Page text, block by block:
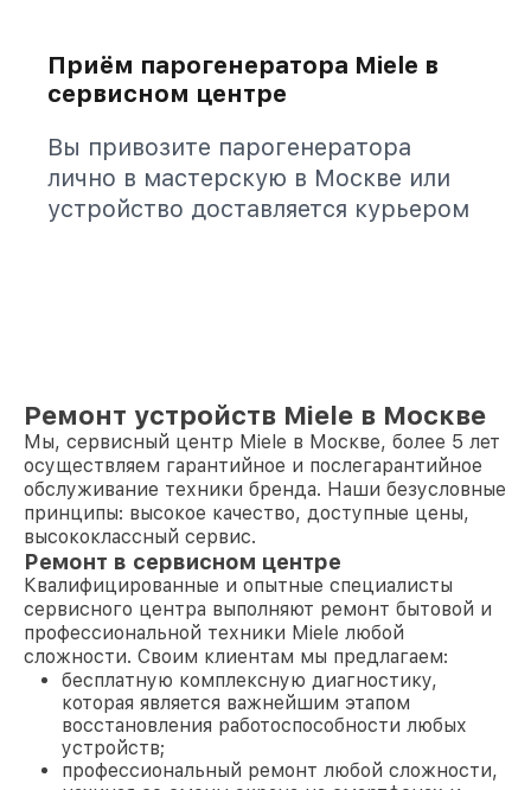
Приём парогенератора Miele в
сервисном центре
Вы привозите парогенератора
лично в мастерскую в Москве или
устройство доставляется курьером
Ремонт устройств Miele в Москве
Мы, сервисный центр Miele в Москве, более 5 лет
осуществляем гарантийное и послегарантийное
обслуживание техники бренда. Наши безусловные
принципы: высокое качество, доступные цены,
высококлассный сервис.
Ремонт в сервисном центре
Квалифицированные и опытные специалисты
сервисного центра выполняют ремонт бытовой и
профессиональной техники Miele любой
сложности. Своим клиентам мы предлагаем:
бесплатную комплексную диагностику,
которая является важнейшим этапом
восстановления работоспособности любых
устройств;
профессиональный ремонт любой сложности,